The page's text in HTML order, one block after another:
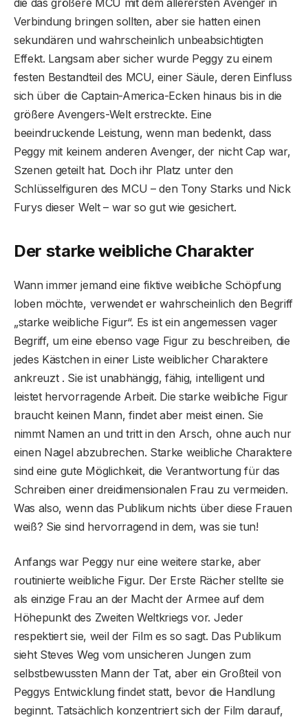
Verbindung bringen sollten, aber sie hatten einen
sekundären und wahrscheinlich unbeabsichtigten
Effekt. Langsam aber sicher wurde Peggy zu einem
festen Bestandteil des MCU, einer Säule, deren Einfluss
sich über die Captain-America-Ecken hinaus bis in die
größere Avengers-Welt erstreckte. Eine
beeindruckende Leistung, wenn man bedenkt, dass
Peggy mit keinem anderen Avenger, der nicht Cap war,
Szenen geteilt hat. Doch ihr Platz unter den
Schlüsselfiguren des MCU – den Tony Starks und Nick
Furys dieser Welt – war so gut wie gesichert.
Der starke weibliche Charakter
Wann immer jemand eine fiktive weibliche Schöpfung
loben möchte, verwendet er wahrscheinlich den Begriff
„starke weibliche Figur“. Es ist ein angemessen vager
Begriff, um eine ebenso vage Figur zu beschreiben, die
jedes Kästchen in einer Liste weiblicher Charaktere
ankreuzt . Sie ist unabhängig, fähig, intelligent und
leistet hervorragende Arbeit. Die starke weibliche Figur
braucht keinen Mann, findet aber meist einen. Sie
nimmt Namen an und tritt in den Arsch, ohne auch nur
einen Nagel abzubrechen. Starke weibliche Charaktere
sind eine gute Möglichkeit, die Verantwortung für das
Schreiben einer dreidimensionalen Frau zu vermeiden.
Was also, wenn das Publikum nichts über diese Frauen
weiß? Sie sind hervorragend in dem, was sie tun!
Anfangs war Peggy nur eine weitere starke, aber
routinierte weibliche Figur. Der Erste Rächer stellte sie
als einzige Frau an der Macht der Armee auf dem
Höhepunkt des Zweiten Weltkriegs vor. Jeder
respektiert sie, weil der Film es so sagt. Das Publikum
sieht Steves Weg vom unsicheren Jungen zum
selbstbewussten Mann der Tat, aber ein Großteil von
Peggys Entwicklung findet statt, bevor die Handlung
beginnt. Tatsächlich konzentriert sich der Film darauf,